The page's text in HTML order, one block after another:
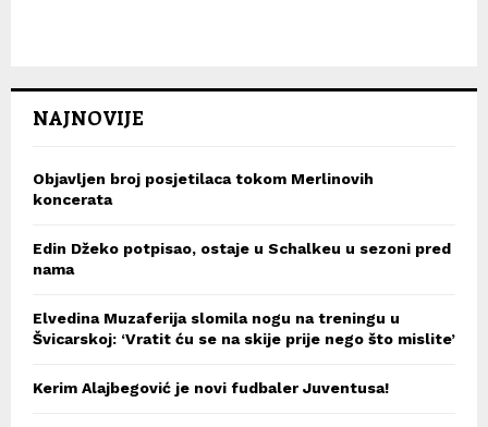
NAJNOVIJE
Objavljen broj posjetilaca tokom Merlinovih
koncerata
Edin Džeko potpisao, ostaje u Schalkeu u sezoni pred
nama
Elvedina Muzaferija slomila nogu na treningu u
Švicarskoj: ‘Vratit ću se na skije prije nego što mislite’
Kerim Alajbegović je novi fudbaler Juventusa!